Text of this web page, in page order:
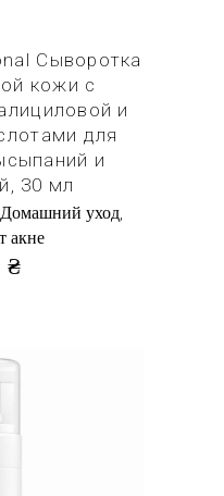
Сыворотка
кожи с
и
для
и
30 мл
Домашний уход,
акне
₴